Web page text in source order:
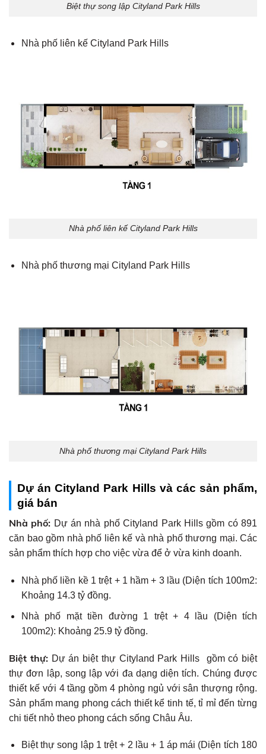
Biệt thự song lập Cityland Park Hills
Nhà phố liên kế Cityland Park Hills
Nhà phố liên kế Cityland Park Hills
Nhà phố thương mại Cityland Park Hills
Nhà phố thương mại Cityland Park Hills
Dự án Cityland Park Hills và các sản phẩm,
giá bán
Nhà phố: Dự án nhà phố Cityland Park Hills gồm có 891
căn bao gồm nhà phố liên kế và nhà phố thương mại. Các
sản phẩm thích hợp cho việc vừa để ở vừa kinh doanh.
Nhà phố liền kề 1 trệt + 1 hầm + 3 lầu (Diện tích 100m2:
Khoảng 14.3 tỷ đồng.
Nhà phố mặt tiền đường 1 trệt + 4 lầu (Diện tích
100m2): Khoảng 25.9 tỷ đồng.
Biệt thự:Dự án biệt thự Cityland Park Hills gồm có biệt
thự đơn lập, song lập với đa dạng diện tích. Chúng được
thiết kế với 4 tầng gồm 4 phòng ngủ với sân thượng rộng.
Sản phẩm mang phong cách thiết kể tinh tế, tỉ mỉ đến từng
chi tiết nhỏ theo phong cách sống Châu Âu.
Biệt thự song lập 1 trệt + 2 lầu + 1 áp mái (Diện tích 180